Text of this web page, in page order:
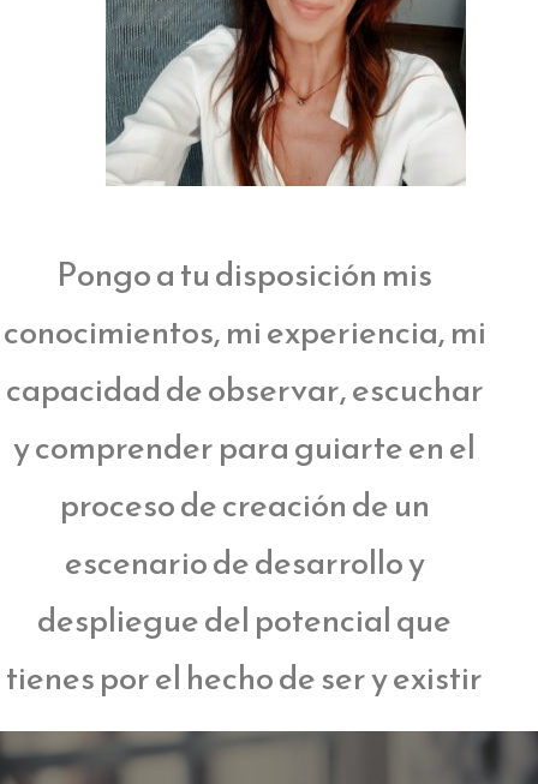
Pongo a tu disposición mis
conocimientos, mi experiencia, mi
capacidad de observar, escuchar
y comprender para guiarte en el
proceso de creación de un
escenario de desarrollo y
despliegue del potencial que
tienes por el hecho de ser y existir